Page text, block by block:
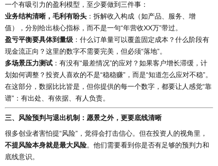
一个有吸引力的盈利模型，至少要做到三件事：
业务结构清晰，毛利有盼头 ：拆解收入构成（如产品、服务、增
值），分别给出核心指标，而不是一句“年营收XX万”带过。
盈亏平衡要具体到量级 ：什么订单量可以覆盖固定成本？什么阶段有
现金流正向？这里的数字不需要完美，但必须“落地”。
多场景压力测试 ：有没有“最差情况”的应对？如果客户增长滞缓，计
划如何调整？投资人喜欢的不是“稳稳赚”，而是“知道怎么应对不稳”。
在这部分，数据比比皆是，但你提供的每一个数字，都要让人感觉“靠
谱”：有出处、有依据、有人负责。
三、风险预判与退出机制：愿景之外，更要底线清晰
很多创业者害怕提“风险”，觉得会打击信心。但在投资人的视角里，
不提风险本身就是最大风险。他们需要看到你是否有足够的预判力和
底线意识。